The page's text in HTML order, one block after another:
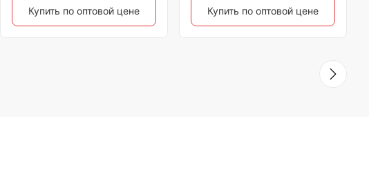
Купить по оптовой цене Купить по оптовой цене